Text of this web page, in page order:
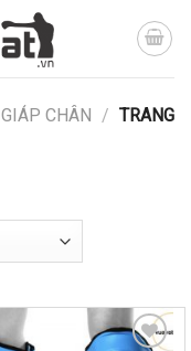
GIÁP CHÂN / TRANG